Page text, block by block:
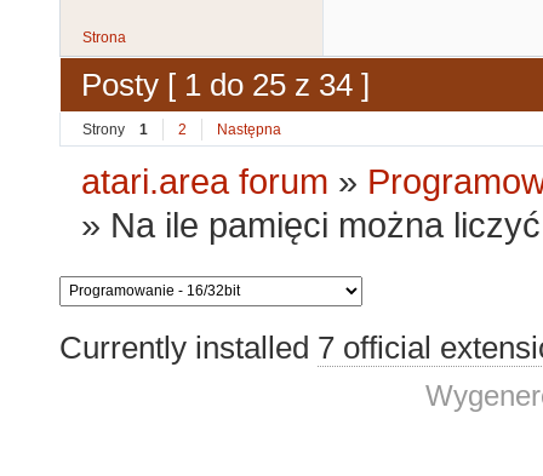
Strona
Posty [ 1 do 25 z 34 ]
Strony 1 2 Następna
atari.area forum »
» Na ile pamięci można
Currently installed 7 official